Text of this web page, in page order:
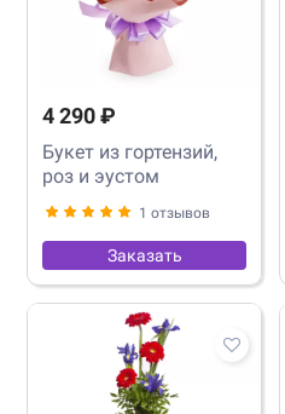
4 290 ₽
Букет из гортензий,
роз и эустом
1 отзывов
Заказать